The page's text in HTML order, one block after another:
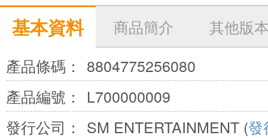
基本資料 商品簡介
其他版
產品條碼：
8804775256080
產品編號：
L700000009
發行公司：
SM ENTERTAINMENT (發